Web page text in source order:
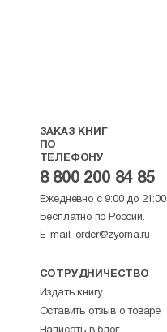
ЗАКАЗ КНИГ
ПО
ТЕЛЕФОНУ
8 800 200 84 85
Ежедневно с 9:00 до 21:00
Бесплатно по России.
E-mail: order@zyorna.ru
СОТРУДНИЧЕСТВО
Издать книгу
Оставить отзыв о товаре